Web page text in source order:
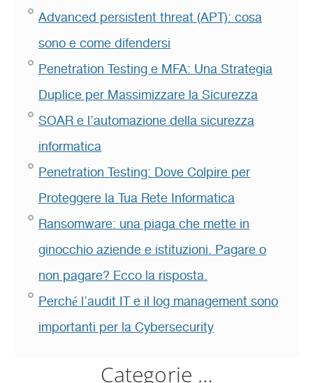
Advanced persistent threat (APT): cosa
sono e come difendersi
Penetration Testing e MFA: Una Strategia
Duplice per Massimizzare la Sicurezza
SOAR e l’automazione della sicurezza
informatica
Penetration Testing: Dove Colpire per
Proteggere la Tua Rete Informatica
Ransomware: una piaga che mette in
ginocchio aziende e istituzioni. Pagare o
non pagare? Ecco la risposta.
Perché l’audit IT e il log management sono
importanti per la Cybersecurity
Categorie …